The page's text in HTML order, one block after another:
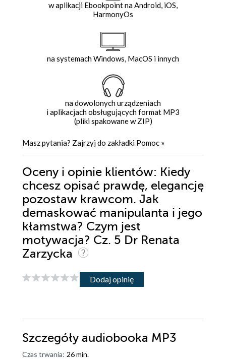
w aplikacji Ebookpoint na Android, iOS,
HarmonyOs
na systemach Windows, MacOS i innych
na dowolonych urządzeniach
i aplikacjach obsługujących format MP3
(pliki spakowane w ZIP)
Masz pytania? Zajrzyj do zakładki Pomoc »
Oceny i opinie klientów: Kiedy
chcesz opisać prawdę, elegancję
pozostaw krawcom. Jak
demaskować manipulanta i jego
kłamstwa? Czym jest
motywacja? Cz. 5 Dr Renata
Zarzycka
Dodaj opinię
Szczegóły audiobooka MP3
Czas trwania: 26 min.